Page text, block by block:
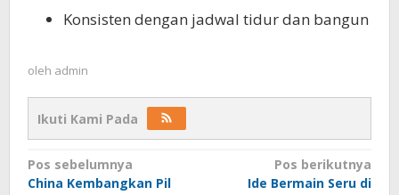
Konsisten dengan jadwal tidur dan bangun
oleh admin
Ikuti Kami Pada
Navigasi
Pos sebelumnya
China Kembangkan Pil
Pos berikutnya
Ide Bermain Seru di